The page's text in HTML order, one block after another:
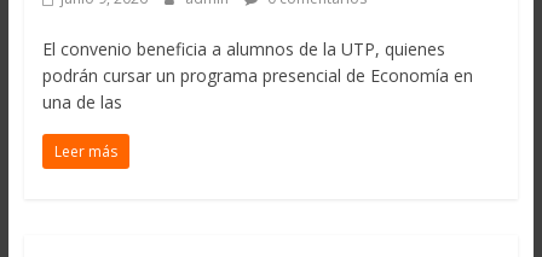
El convenio beneficia a alumnos de la UTP, quienes
podrán cursar un programa presencial de Economía en
una de las
Leer más